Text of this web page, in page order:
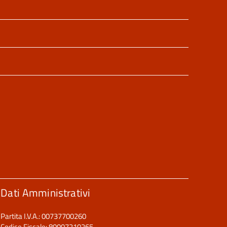
Dati Amministrativi
Partita I.V.A.: 00737700260